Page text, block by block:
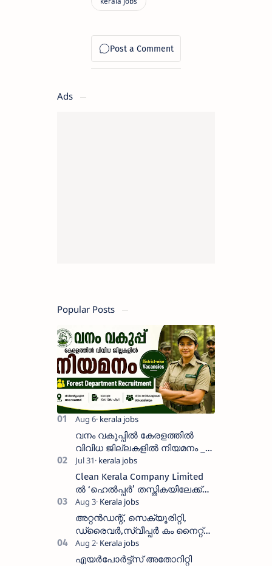
Ads
Popular Posts
വനം വകുപ്പിൽ കേരളത്തിൽ
വിവിധ ജില്ലകളിൽ നിയമനം _
Forest Department Recruitment |
District-wise Vacancies
Clean Kerala Company Limited
ൽ ‘ഹെൽപ്പർ’ തസ്തികയിലേക്ക്
വാക്ക്-ഇൻ ഇന്റർവ്യൂ
നടത്തുന്നു
അറ്റൻഡന്റ്, സെക്യൂരിറ്റി,
ഡ്രൈവർ,സ്വീപ്പർ കം നൈറ്റ്
വാച്ച്മാൻ തുടങ്ങി നിരവധി
ഒഴിവുകൾ
എയർപോർട്ട്സ് അതോറിറ്റി